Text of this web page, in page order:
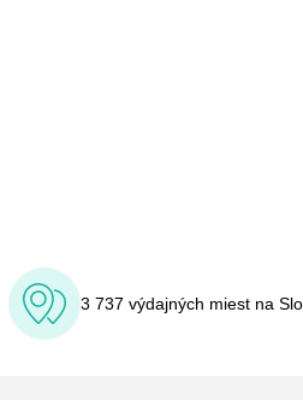
3 737 výdajných miest na